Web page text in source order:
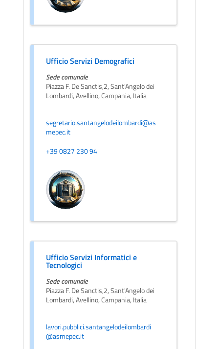
Ufficio Servizi Demografici
Sede comunale
Piazza F. De Sanctis,2, Sant'Angelo dei
Lombardi, Avellino, Campania, Italia
segretario.santangelodeilombardi@as
mepec.it
+39 0827 230 94
Ufficio Servizi Informatici e
Tecnologici
Sede comunale
Piazza F. De Sanctis,2, Sant'Angelo dei
Lombardi, Avellino, Campania, Italia
lavori.pubblici.santangelodeilombardi
@asmepec.it